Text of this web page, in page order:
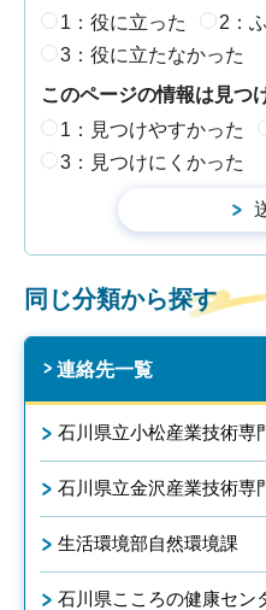
1：役に立った
2：
3：役に立たなかった
このページの情報は見つ
1：見つけやすかった
3：見つけにくかった
同じ分類から探す
連絡先一覧
石川県立小松産業技術専
石川県立金沢産業技術専
生活環境部自然環境課
石川県こころの健康セン